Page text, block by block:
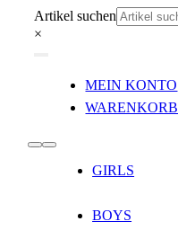
Inhalt
Artikel suchen
×
Navigation
MEIN KONTO
WARENKORB
Toggle
Navigation
GIRLS
BOYS